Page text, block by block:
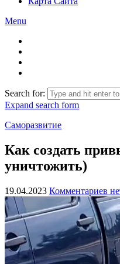
Menu
Search for:
Expand search form
Саморазвитие
Как создать
уничтожить)
19.04.2023 Комментариев